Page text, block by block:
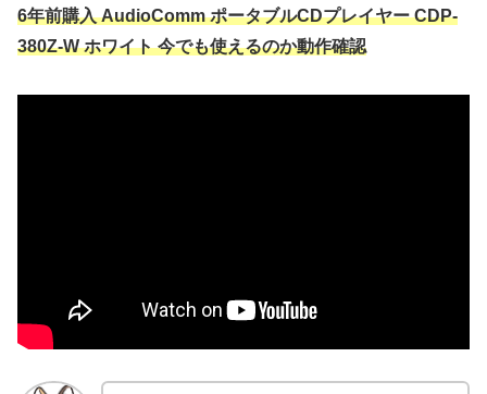
6年前購入 AudioComm ポータブルCDプレイヤー CDP-
380Z-W ホワイト 今でも使えるのか動作確認